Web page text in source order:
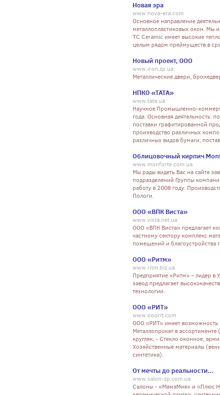
Новая эра
www.nova-era.com
Основное направление
металлопластиковых окон. Мы
TC Ceramic имеет высокие
целым рядом преймуществ в
Новый проект, ООО
www.iron.zp.ua
Металлические двери,
НПКО «ТАТА»
www.tata.ua
Научное Промышленно-
года. Основная деятельность:
поставки графитированной
производство различных
различных видов бумаги,
Облицовочный кирпич
www.monforte.com.ua
Мы рады видеть Вас на сайте
подразделений Группы
работу в 2008 году.
Пологи.
ООО «ВПК Виста»
www.vista.net.ua
ООО «ВПК Виста» предлагает
частному сектору комплекс
помещений и благоустройства
ООО «Ритм»
www.ritm.biz.ua
Предприятие «Ритм» – лидер в
завод предлагает
технологии.
ООО «РИТ»
www.ooorit.com
ООО «РИТ» имеет возможность
Металлопрокат в
кругляк; - Стекло оконное,
Хозяйственные материалы
синтетика).
От мечты до реальности...
www.salon-zp.com.ua
Салоны - «МамаМия» и «Плюс